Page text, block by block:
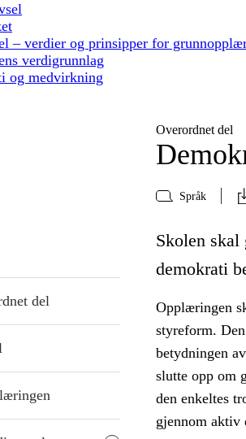
– verdier og prinsipper for
verdigrunnlag
og medvirkning
Overordnet del
Språk
del
Skolen
demokrati
Opplæringen
styreform.
betydningen
slutte opp om
den enkeltes
gjennom aktiv